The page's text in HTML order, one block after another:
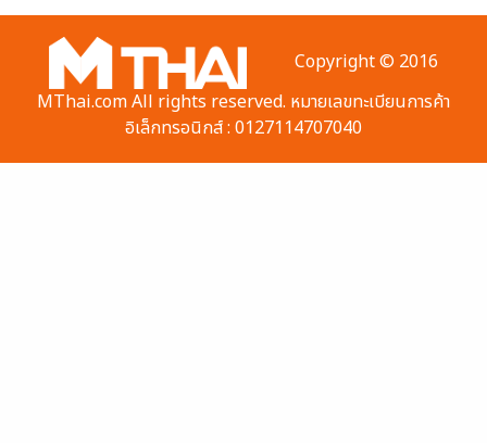
Copyright © 2016
MThai.com All rights reserved. หมายเลขทะเบียนการค้า
อิเล็กทรอนิกส์ : 0127114707040